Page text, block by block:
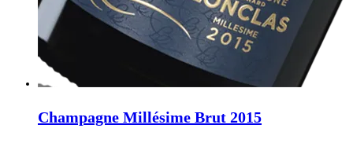
Champagne Millésime Brut 2015